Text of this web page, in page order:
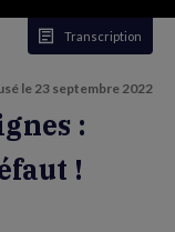
Transcription
le23 septembre 2022
:
!